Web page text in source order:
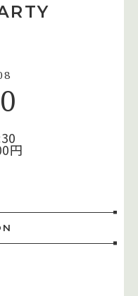
円